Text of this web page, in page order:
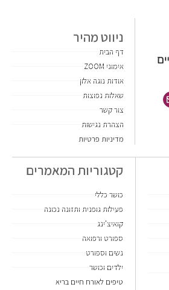
ניווט מהיר
דף הבית
אימוני ZOOM
אודות נוגה אלון
שאלות נפוצות
צור קשר
הצהרת נגישות
מדיניות פרטיות
קטגוריות המאמרים
כושר כללי
פעילות גופנית ותזונה נכונה
קואיצ'ינג
ספורט ורפואה
נשים וספורט
ילדים וכושר
טיפים לאורח חיים בריא